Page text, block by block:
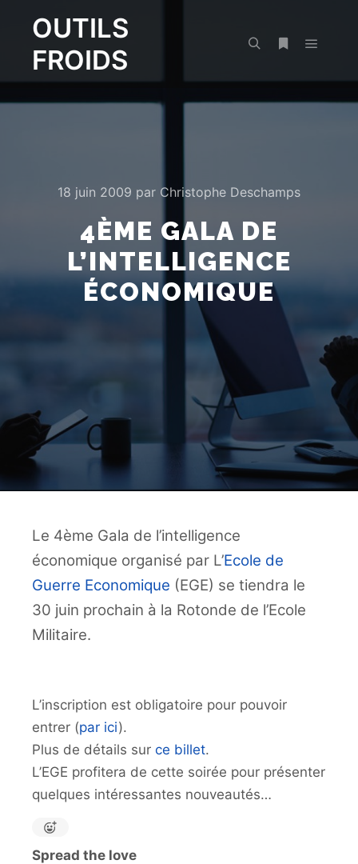
OUTILS
FROIDS
18 juin 2009 par Christophe Deschamps
4ÈME GALA DE
L’INTELLIGENCE
ÉCONOMIQUE
Le 4ème Gala de l’intelligence
économique organisé par L’Ecole de
Guerre Economique (EGE) se tiendra le
30 juin prochain à la Rotonde de l’Ecole
Militaire.
L’inscription est obligatoire pour pouvoir
entrer (par ici).
Plus de détails sur ce billet.
L’EGE profitera de cette soirée pour présenter
quelques intéressantes nouveautés…
Spread the love